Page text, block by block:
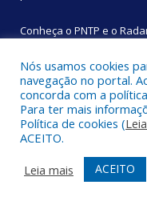
Conheça o PNTP e o
Todos os direitos
Mapa do Site
Acessar Webmail
Nós usamos cookies
navegação no portal.
concorda com a
Para ter mais
Política de cookies (
ACEITO.
Leia mais
ACEITO